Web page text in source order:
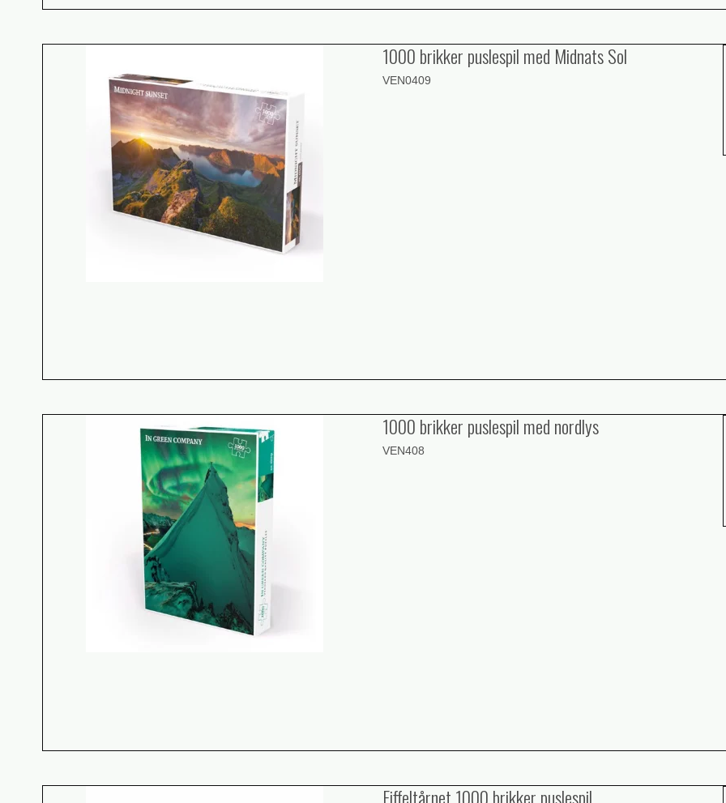
1000 brikker puslespil med Midnats Sol
VEN0409
1000 brikker puslespil med nordlys
VEN408
Eiffeltårnet 1000 brikker puslespil